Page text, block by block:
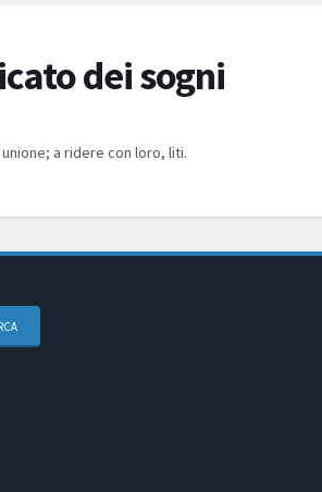
dei sogni
a ridere con loro, liti.